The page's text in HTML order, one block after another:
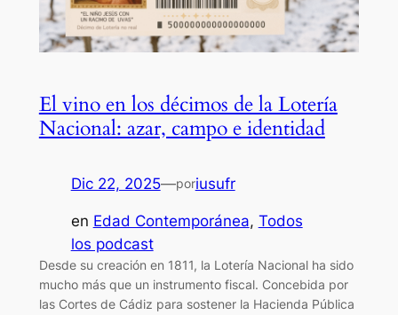
El vino en los décimos de la Lotería
Nacional: azar, campo e identidad
Dic 22, 2025—poriusufr
en Edad Contemporánea, Todos
los podcast
Desde su creación en 1811, la Lotería Nacional ha sido
mucho más que un instrumento fiscal. Concebida por
las Cortes de Cádiz para sostener la Hacienda Pública